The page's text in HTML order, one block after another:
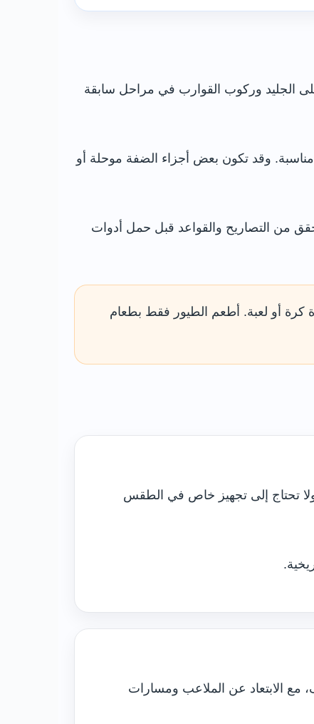
الجليد وركوب القوارب في مراحل سابقة
وقد تكون بعض أجزاء الضفة موحلة أو
من التصاريح والقواعد قبل حمل أدوات
كرة أو لعبة. أطعم الطيور فقط بطعام
ولا تحتاج إلى تجهيز خاص في الطقس
مع الابتعاد عن الملاعب ومسارات